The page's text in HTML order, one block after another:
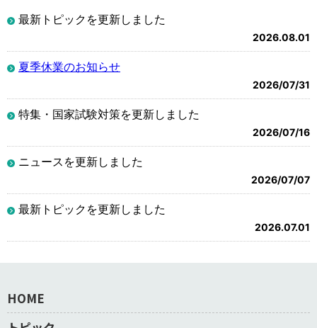
最新トピックを更新しました
2026.08.01
夏季休業のお知らせ
2026/07/31
特集・国家試験対策を更新しました
2026/07/16
ニュースを更新しました
2026/07/07
最新トピックを更新しました
2026.07.01
HOME